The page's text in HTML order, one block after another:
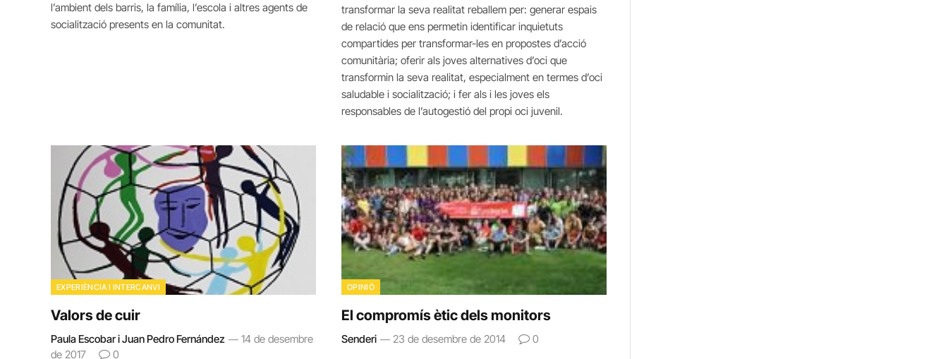
l’ambient dels barris, la família, l’escola i altres agents de
socialització presents en la comunitat.
transformar la seva realitat reballem per: generar espais
de relació que ens permetin identificar inquietuts
compartides per transformar-les en propostes d’acció
comunitària; oferir als joves alternatives d’oci que
transformin la seva realitat, especialment en termes d’oci
saludable i socialització; i fer als i les joves els
responsables de l’autogestió del propi oci juvenil.
EXPERIÈNCIA I INTERCANVI
Valors de cuir
Paula Escobar i Juan Pedro Fernández
14 de desembre
de 2017
0
OPINIÓ
El compromís ètic dels monitors
Senderi 23 de desembre de 2014 0